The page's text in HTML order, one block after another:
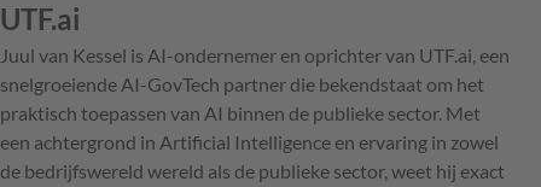
UTF.ai
Juul van Kessel is AI-ondernemer en oprichter van UTF.ai, een
snelgroeiende AI-GovTech partner die bekendstaat om het
praktisch toepassen van AI binnen de publieke sector. Met
een achtergrond in Artificial Intelligence en ervaring in zowel
de bedrijfswereld wereld als de publieke sector, weet hij exact